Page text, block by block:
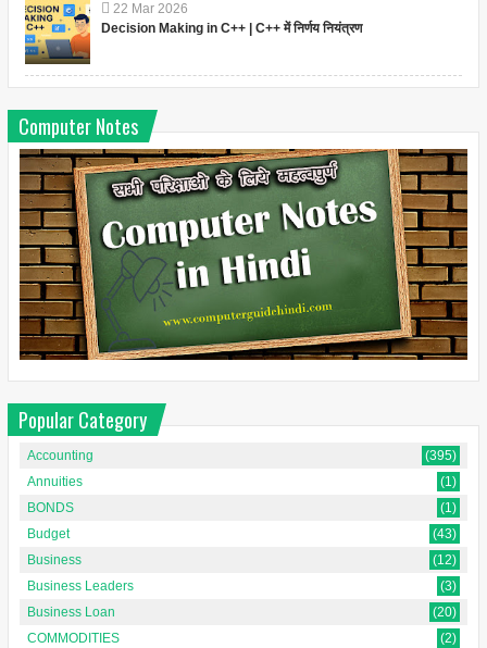
22 Mar 2026
Decision Making in C++ | C++ में निर्णय नियंत्रण
Computer Notes
Popular Category
Accounting
(395)
Annuities
(1)
BONDS
(1)
Budget
(43)
Business
(12)
Business Leaders
(3)
Business Loan
(20)
COMMODITIES
(2)